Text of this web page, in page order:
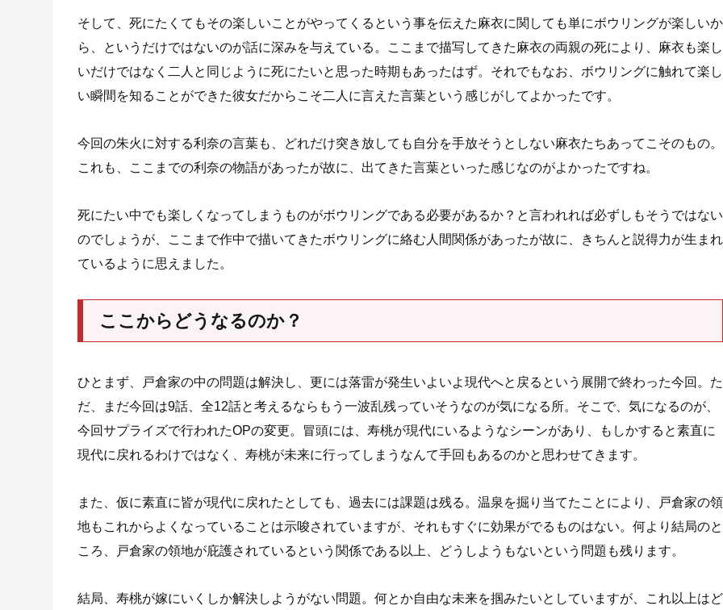
そして、死にたくてもその楽しいことがやってくるという事を伝えた麻衣に関しても単にボウリングが楽しいか
ら、というだけではないのが話に深みを与えている。ここまで描写してきた麻衣の両親の死により、麻衣も楽し
いだけではなく二人と同じように死にたいと思った時期もあったはず。それでもなお、ボウリングに触れて楽し
い瞬間を知ることができた彼女だからこそ二人に言えた言葉という感じがしてよかったです。
今回の朱火に対する利奈の言葉も、どれだけ突き放しても自分を手放そうとしない麻衣たちあってこそのもの。
これも、ここまでの利奈の物語があったが故に、出てきた言葉といった感じなのがよかったですね。
死にたい中でも楽しくなってしまうものがボウリングである必要があるか？と言われれば必ずしもそうではない
のでしょうが、ここまで作中で描いてきたボウリングに絡む人間関係があったが故に、きちんと説得力が生まれ
ているように思えました。
ここからどうなるのか？
ひとまず、戸倉家の中の問題は解決し、更には落雷が発生いよいよ現代へと戻るという展開で終わった今回。た
だ、まだ今回は9話、全12話と考えるならもう一波乱残っていそうなのが気になる所。そこで、気になるのが、
今回サプライズで行われたOPの変更。冒頭には、寿桃が現代にいるようなシーンがあり、もしかすると素直に
現代に戻れるわけではなく、寿桃が未来に行ってしまうなんて手回もあるのかと思わせてきます。
また、仮に素直に皆が現代に戻れたとしても、過去には課題は残る。温泉を掘り当てたことにより、戸倉家の領
地もこれからよくなっていることは示唆されていますが、それもすぐに効果がでるものはない。何より結局のと
ころ、戸倉家の領地が庇護されているという関係である以上、どうしようもないという問題も残ります。
結局、寿桃が嫁にいくしか解決しようがない問題。何とか自由な未来を掴みたいとしていますが、これ以上はど